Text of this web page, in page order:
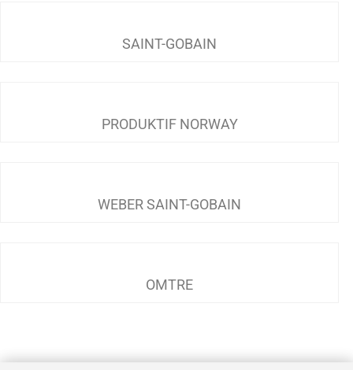
SAINT-GOBAIN
PRODUKTIF NORWAY
WEBER SAINT-GOBAIN
OMTRE